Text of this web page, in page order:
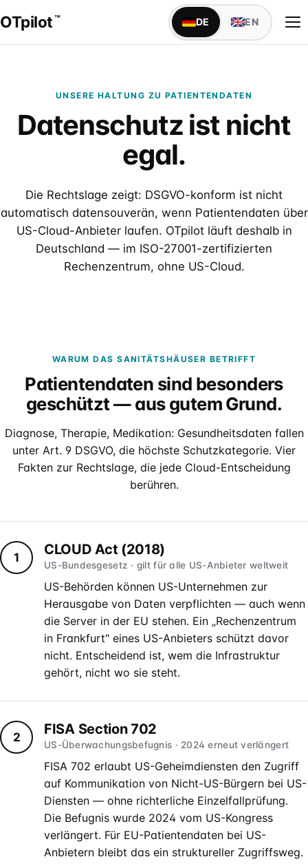
OTpilot™
WAS OTPILOT MACHT
Versorgungsdokumentation mit KI
Maßblatt, Anamnese, Bestellbogen — füllt sich von
TopM san6 sofort verfügbar, weitere individuell auf
Anfrage
IM SANITÄTSHAUS
Alle Abteilungen
IDENTITÄT
Über uns
Founder Niels & Marcel · Mission · Werkstatt-Wurzeln
Markenabgrenzung
DE EN
UNSERE HALTUNG ZU PATIENTENDATEN
Datenschutz ist nicht
egal.
Die Rechtslage zeigt: DSGVO-konform ist nicht
automatisch datensouverän, wenn Patientendaten über
US-Cloud-Anbieter laufen. OTpilot läuft deshalb in
Deutschland — im ISO-27001-zertifizierten
Rechenzentrum, ohne US-Cloud.
WARUM DAS SANITÄTSHÄUSER BETRIFFT
Patientendaten sind besonders
geschützt — aus gutem Grund.
Diagnose, Therapie, Medikation: Gesundheitsdaten fallen
unter Art. 9 DSGVO, die höchste Schutzkategorie. Vier
Fakten zur Rechtslage, die jede Cloud-Entscheidung
berühren.
1 CLOUD Act (2018)
US-Bundesgesetz · gilt für alle US-Anbieter weltweit
US-Behörden können US-Unternehmen zur
Herausgabe von Daten verpflichten — auch wenn
die Server in der EU stehen. Ein „Rechenzentrum
in Frankfurt" eines US-Anbieters schützt davor
nicht. Entscheidend ist, wem die Infrastruktur
gehört, nicht wo sie steht.
2 FISA Section 702
US-Überwachungsbefugnis · 2024 erneut verlängert
FISA 702 erlaubt US-Geheimdiensten den Zugriff
auf Kommunikation von Nicht-US-Bürgern bei US-
Diensten — ohne richterliche Einzelfallprüfung.
Die Befugnis wurde 2024 vom US-Kongress
verlängert. Für EU-Patientendaten bei US-
Anbietern bleibt das ein struktureller Zugriffsweg.